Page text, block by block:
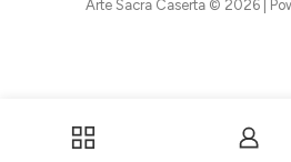
Arte Sacra Caserta © 2026 |